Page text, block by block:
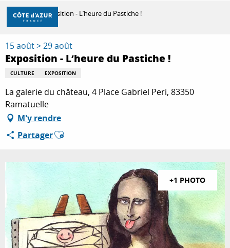
Aller
contenu
principal
DÉCOUVRIR
À FAIRE
SÉJOURNER
Accueil Exposition - L’heure du Pastiche !
15 août > 29 août
Exposition - L’heure du Pastiche !
CULTURE EXPOSITION
La galerie du château, 4 Place Gabriel Peri, 83350
Ramatuelle
M'y rendre
PartagerAjouter aux favoris
+1 PHOTO